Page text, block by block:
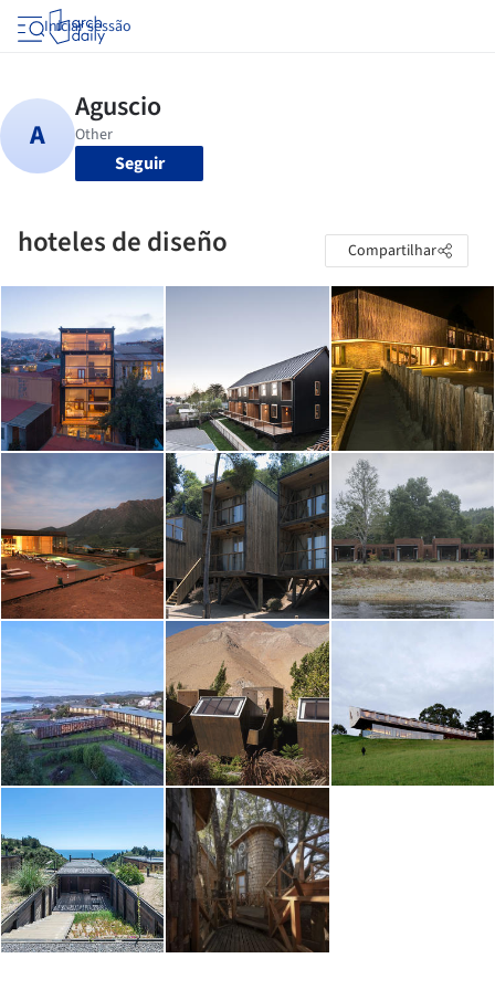
Iniciar sessão
Seguir
hoteles de diseño Compartilhar